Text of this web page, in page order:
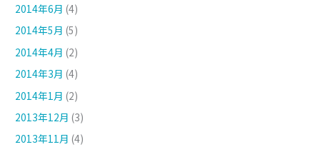
2014年6月 (4)
2014年5月 (5)
2014年4月 (2)
2014年3月 (4)
2014年1月 (2)
2013年12月 (3)
2013年11月 (4)